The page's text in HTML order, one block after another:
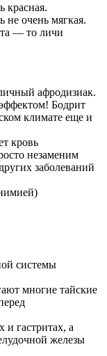
красная.
не очень мягкая.
— то личи
афродизиак.
Бодрит
климате еще и
кровь
незаменим
заболеваний
системы
многие тайские
и гастритах, а
железы